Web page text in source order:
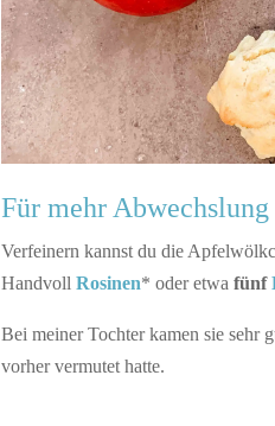
Für mehr Abwechslung
Verfeinern kannst du die
Handvoll Rosinen* oder etwa fünf
Bei meiner Tochter kamen sie sehr
vorher vermutet hatte.